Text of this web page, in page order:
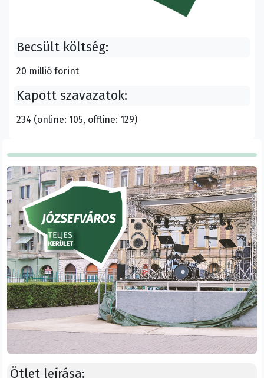
Ötlet leírása:
Becsült költség:
20 millió forint
Kapott szavazatok:
234 (online: 105, offline: 129)